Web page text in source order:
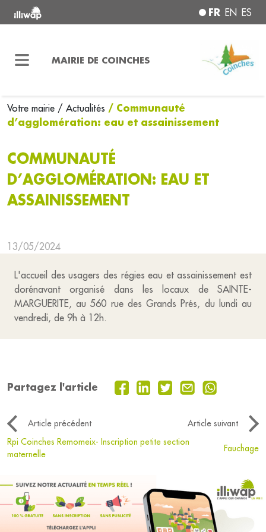
FR EN ES
MAIRIE DE COINCHES
Votre mairie / Actualités / Communauté
d’agglomération: eau et assainissement
COMMUNAUTÉ
D’AGGLOMÉRATION: EAU ET
ASSAINISSEMENT
13/05/2024
L'accueil des usagers des régies eau et assainissement est
dorénavant organisé dans les locaux de SAINTE-
MARGUERITE, au 560 rue des Grands Prés, du lundi au
vendredi, de 9h à 12h.
Partagez l'article
Article précédent
Article suivant
Rpi Coinches Remomeix- Inscription petite section
maternelle
Fauchage